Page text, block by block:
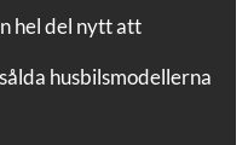
hel del nytt att
husbilsmodellerna